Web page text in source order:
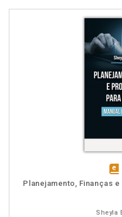
Planejamento, Finanças
Sheyla